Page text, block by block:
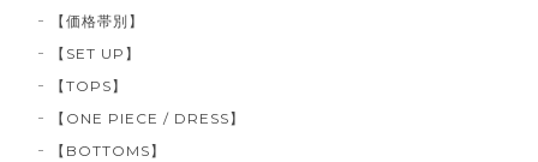
【価格帯別】
【SET UP】
【TOPS】
【ONE PIECE / DRESS】
【BOTTOMS】